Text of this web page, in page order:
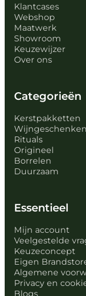
Klantcases
Webshop
Maatwerk
Showroom
Keuzewijzer
Over ons
Categorieën
Kerstpakketten
Wijngeschenken
Rituals
Origineel
Borrelen
Duurzaam
Essentieel
Mijn account
Veelgestelde
Keuzeconcept
Eigen
Algemene
Privacy en
Blogs